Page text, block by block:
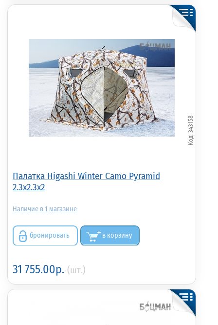
Палатка Higashi Winter Camo Pyramid
2.3x2.3x2
343158
1
бронировать в корзину
31 755.00р. (шт.)